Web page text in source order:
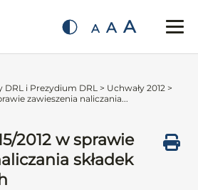
A A A
DRL i Prezydium DRL > Uchwały 2012 >
zawieszenia naliczania...
2012 w sprawie
składek